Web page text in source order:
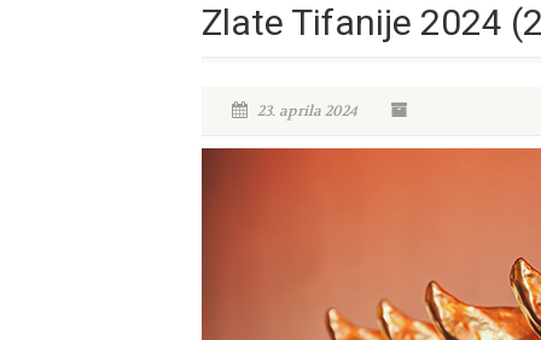
Zlate Tifanije 2024
23. aprila 2024